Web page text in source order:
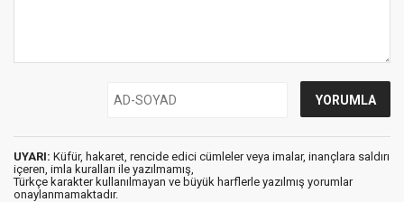
UYARI: Küfür, hakaret, rencide edici cümleler veya imalar, inançlara saldırı
içeren, imla kuralları ile yazılmamış,
Türkçe karakter kullanılmayan ve büyük harflerle yazılmış yorumlar
onaylanmamaktadır.